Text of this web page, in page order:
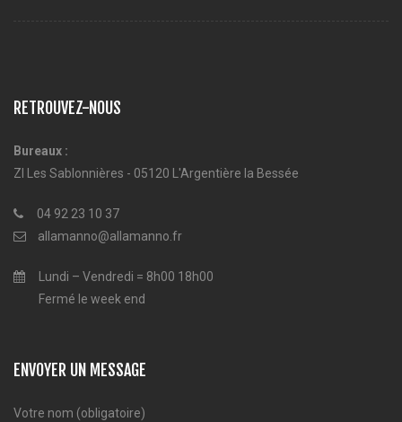
RETROUVEZ-NOUS
Bureaux :
ZI Les Sablonnières - 05120 L'Argentière la Bessée
04 92 23 10 37
allamanno@allamanno.fr
Lundi – Vendredi = 8h00 18h00
Fermé le week end
ENVOYER UN MESSAGE
Votre nom (obligatoire)